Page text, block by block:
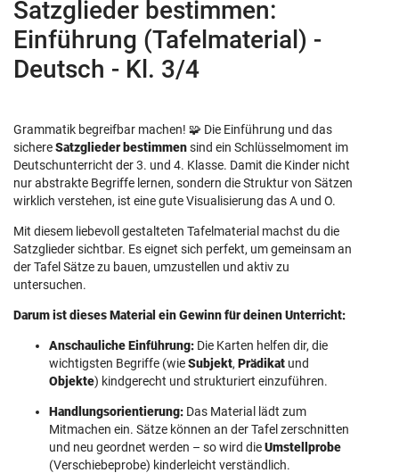
Satzglieder bestimmen:
Einführung (Tafelmaterial) -
Deutsch - Kl. 3/4
Grammatik begreifbar machen! 🧩 Die Einführung und das
sichereSatzglieder bestimmensind ein Schlüsselmoment im
Deutschunterricht der 3. und 4. Klasse. Damit die Kinder nicht
nur abstrakte Begriffe lernen, sondern die Struktur von Sätzen
wirklich verstehen, ist eine gute Visualisierung das A und O.
Mit diesem liebevoll gestalteten Tafelmaterial machst du die
Satzglieder sichtbar. Es eignet sich perfekt, um gemeinsam an
der Tafel Sätze zu bauen, umzustellen und aktiv zu
untersuchen.
Darum ist dieses Material ein Gewinn für deinen Unterricht:
Anschauliche Einführung: Die Karten helfen dir, die
wichtigsten Begriffe (wieSubjekt, Prädikat und
Objekte) kindgerecht und strukturiert einzuführen.
Handlungsorientierung: Das Material lädt zum
Mitmachen ein. Sätze können an der Tafel zerschnitten
und neu geordnet werden – so wird dieUmstellprobe
(Verschiebeprobe) kinderleicht verständlich.